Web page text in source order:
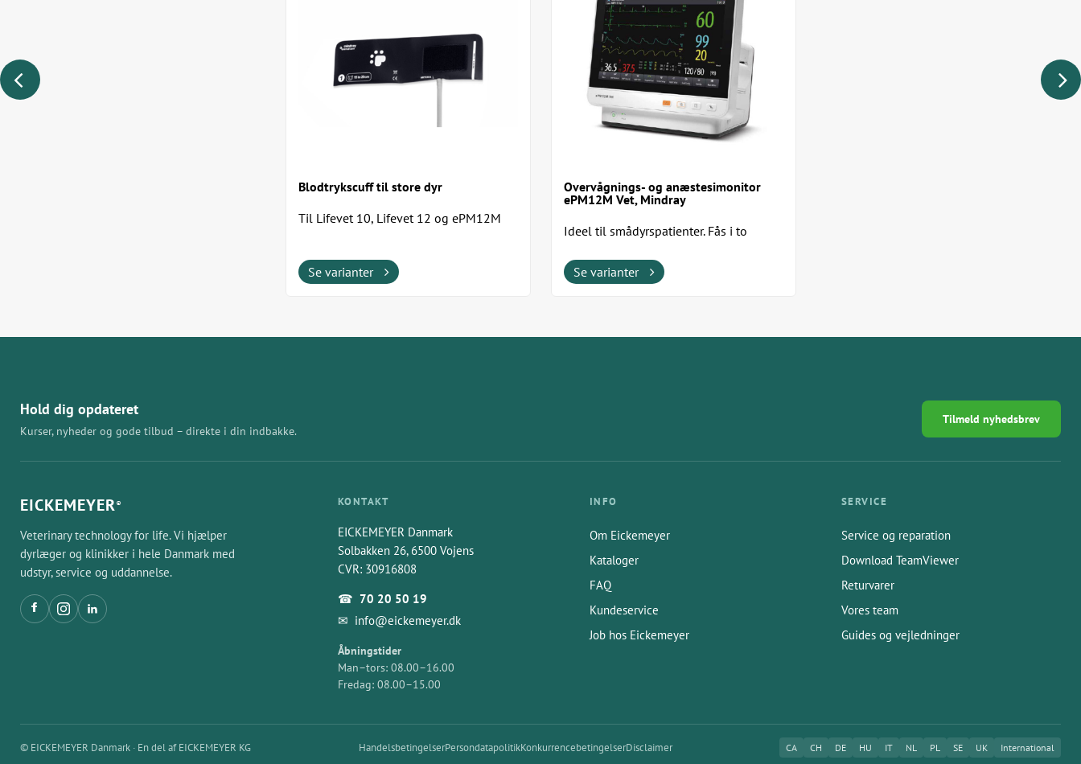
Blodtrykscuff til store dyr
Til Lifevet 10, Lifevet 12 og ePM12M
Se varianter
Overvågnings- og anæstesimonitor
ePM12M Vet, Mindray
Ideel til smådyrspatienter. Fås i to
Se varianter
Hold dig opdateret
Kurser, nyheder og gode tilbud – direkte i din indbakke.
Tilmeld nyhedsbrev
EICKEMEYER®
Veterinary technology for life. Vi hjælper
dyrlæger og klinikker i hele Danmark med
udstyr, service og uddannelse.
KONTAKT
EICKEMEYER Danmark
Solbakken 26, 6500 Vojens
CVR: 30916808
☎ 70 20 50 19
✉ info@eickemeyer.dk
Åbningstider
Man–tors: 08.00–16.00
Fredag: 08.00–15.00
INFO
Om Eickemeyer
Kataloger
FAQ
Kundeservice
Job hos Eickemeyer
SERVICE
Service og reparation
Download TeamViewer
Returvarer
Vores team
Guides og vejledninger
© EICKEMEYER Danmark · En del af EICKEMEYER KG HandelsbetingelserPersondatapolitikKonkurrencebetingelserDisclaimer CA CH DE HU IT NL PL SE UK International